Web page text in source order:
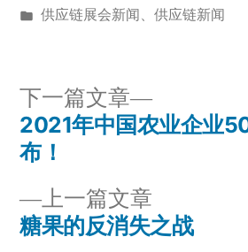
供应链展会新闻 、 供应链新闻
上一篇文章
糖果的反消失之战
下一篇文章
2021年中国农业企业
布！